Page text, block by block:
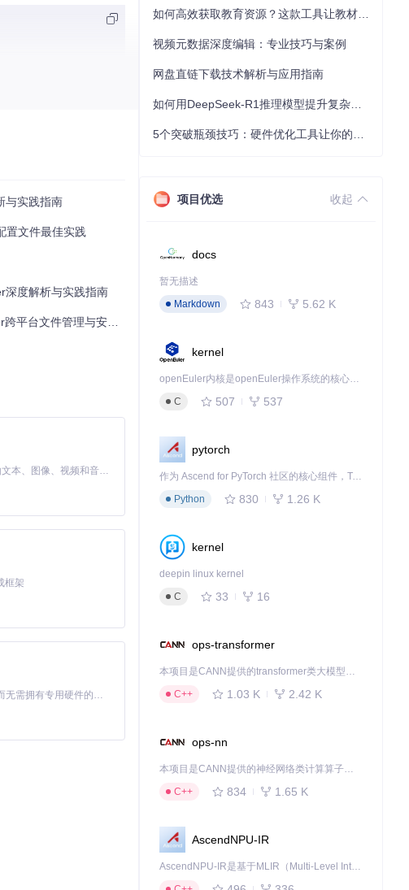
与实践指南
置文件最佳实践
深度解析与实践指南
管理与安全共享实践指南
MiniMax H3 是一个通用的全模态生成系统。它支持对由文本、图像、视频和音频组成的多模态上下文进行统一理解，并能生成分辨率高达 2K、时长可达 15 秒的带原生立体声音频的视频。得益于面向任务泛化的系统设计，H3 在预训练阶段就已具备广泛的多模态上下文理解与生成能力，能够出色地执行复杂的多模态指令。
框架
基于Python的Xiaozhi AI，适用于想要完整Xiaozhi体验而无需拥有专用硬件的用户。
视频元数据深度编辑：专业技巧与案例
网盘直链下载技术解析与应用指南
项目优选 收起
docs
暂无描述
Markdown
843 5.62 K
kernel
openEuler内核是openEuler操作系统的核心，既是系统性能与稳定性的基石，也是连接处理器、设备与服务的桥梁。
C
507 537
pytorch
作为 Ascend for PyTorch 社区的核心组件，TorchNPU 是昇腾专为 PyTorch 打造的深度学习适配插件，使 PyTorch 框架能够直接调用昇腾 NPU，为开发者提供昇腾 AI 处理器的超强算力。
Python
830 1.26 K
kernel
deepin linux kernel
C
33 16
ops-transformer
本项目是CANN提供的transformer类大模型算子库，实现网络在NPU上加速计算。
C++
1.03 K 2.42 K
ops-nn
本项目是CANN提供的神经网络类计算算子库，实现网络在NPU上加速计算。
C++
834 1.65 K
AscendNPU-IR
AscendNPU-IR是基于MLIR（Multi-Level Intermediate Representation）构建的，面向昇腾亲和算子编译时使用的中间表示，提供昇腾完备表达能力，通过编译优化提升昇腾AI处理器计算效率，支持通过生态框架使能昇腾AI处理器与深度调优